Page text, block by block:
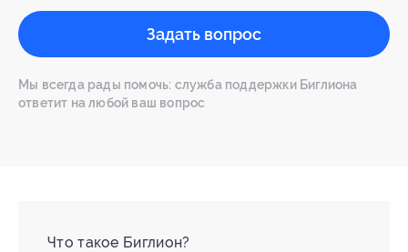
Задать вопрос
Мы всегда рады помочь: служба поддержки Биглиона
ответит на любой ваш вопрос
Что такое Биглион?